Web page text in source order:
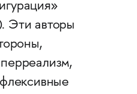
Эти авторы